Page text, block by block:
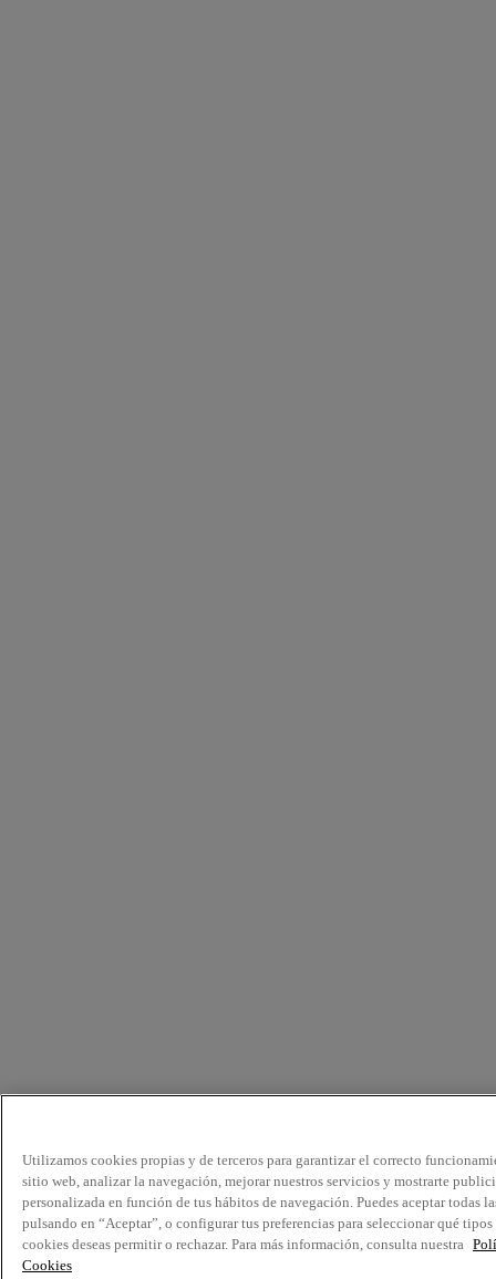
Utilizamos cookies propias y de terceros para garantizar el correcto
sitio web, analizar la navegación, mejorar nuestros servicios y mostrarte
personalizada en función de tus hábitos de navegación. Puedes aceptar todas
pulsando en “Aceptar”, o configurar tus preferencias para seleccionar qué tipos
cookies deseas permitir o rechazar. Para más información, consulta nuestra
Cookies